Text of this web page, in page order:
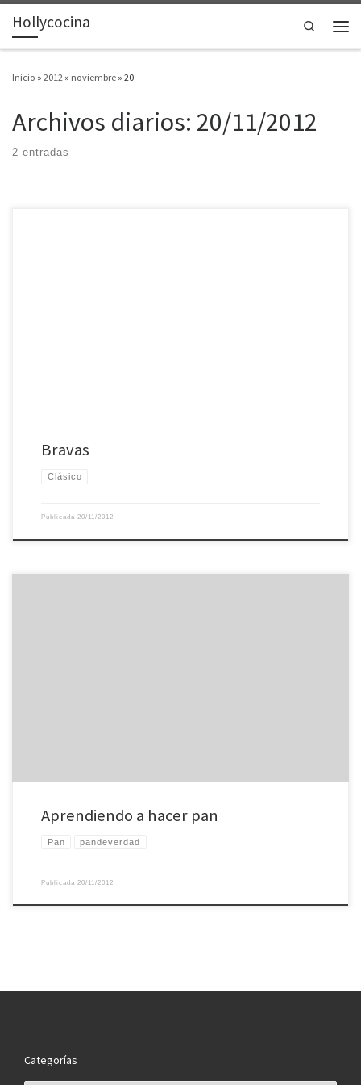
Saltar al contenido
Hollycocina
Search
Inicio » 2012 » noviembre » 20
Archivos diarios: 20/11/2012
2 entradas
Bravas
Clásico
Publicada 20/11/2012
Aprendiendo a hacer pan
Pan pandeverdad
Publicada 20/11/2012
Categorías